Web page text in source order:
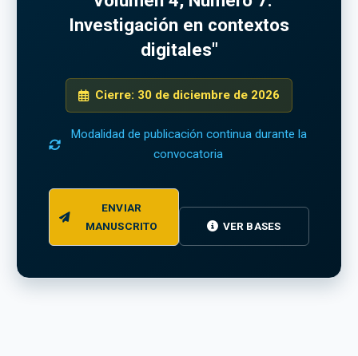
Investigación en contextos
digitales"
Cierre: 30 de diciembre de 2026
Modalidad de publicación continua durante la
convocatoria
ENVIAR
MANUSCRITO
VER BASES